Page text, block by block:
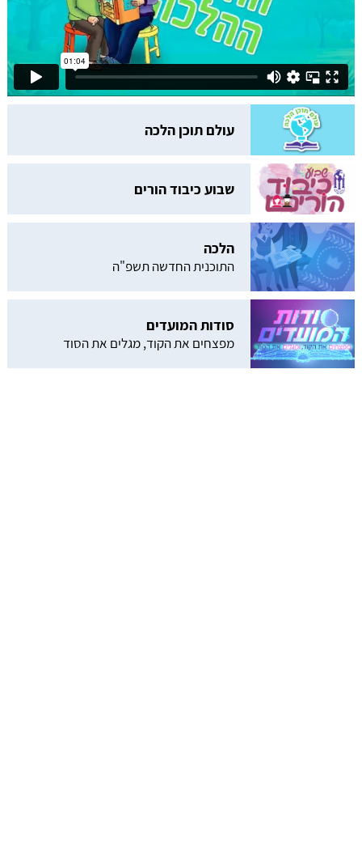
עולם תוכן הלכה
שבוע כיבוד הורים
הלכה
התוכנית החדשה תשפ"ה
סודות המועדים
מפצחים את הקוד, מגלים את הסוד